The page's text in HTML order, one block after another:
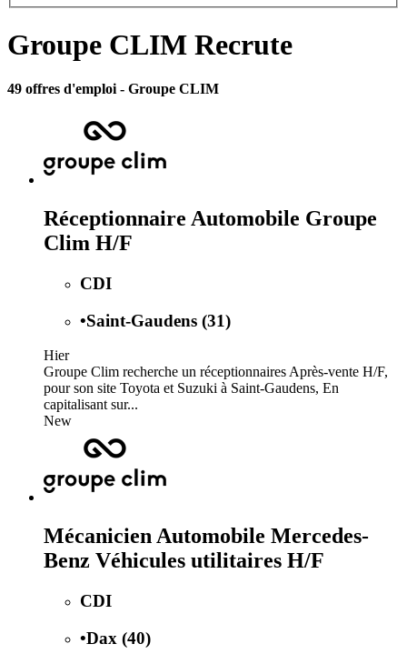
Groupe CLIM Recrute
49 offres d'emploi - Groupe CLIM
Réceptionnaire Automobile Groupe
Clim H/F
CDI
•Saint-Gaudens (31)
Hier
Groupe Clim recherche un réceptionnaires Après-vente H/F,
pour son site Toyota et Suzuki à Saint-Gaudens, En
capitalisant sur...
New
Mécanicien Automobile Mercedes-
Benz Véhicules utilitaires H/F
CDI
•Dax (40)